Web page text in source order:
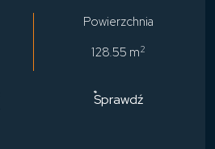
Powierzchnia
128.55 m2
Sprawdź